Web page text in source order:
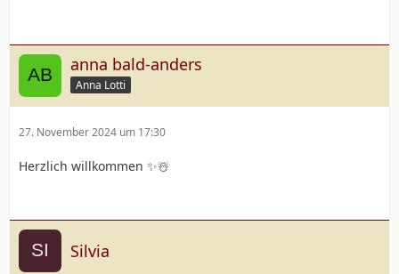
anna bald-anders
Anna Lotti
27. November 2024 um 17:30
Herzlich willkommen ✨️☃️
Silvia